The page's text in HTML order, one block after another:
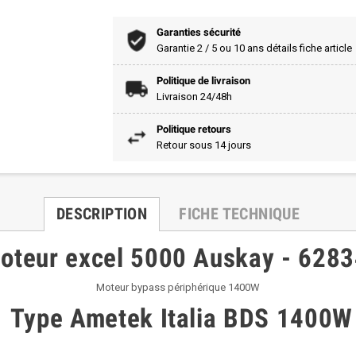
Garanties sécurité
Garantie 2 / 5 ou 10 ans détails fiche article
Politique de livraison
Livraison 24/48h
Politique retours
Retour sous 14 jours
DESCRIPTION FICHE TECHNIQUE
excel 5000 Auskay -
Moteur bypass périphérique 1400W
Type Ametek Italia BDS 1400W